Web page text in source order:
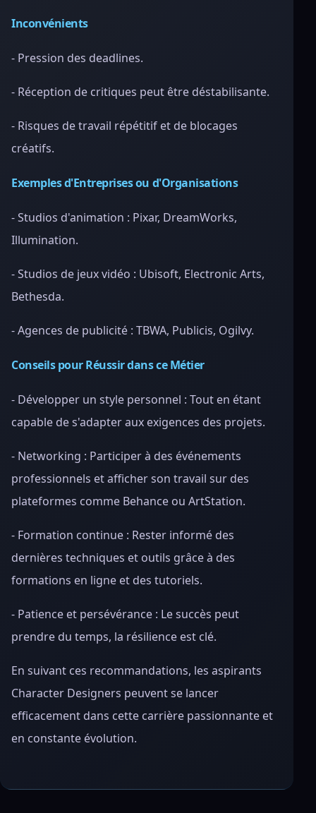
Inconvénients
- Pression des deadlines.
- Réception de critiques peut être déstabilisante.
- Risques de travail répétitif et de blocages
créatifs.
Exemples d'Entreprises ou d'Organisations
- Studios d'animation : Pixar, DreamWorks,
Illumination.
- Studios de jeux vidéo : Ubisoft, Electronic Arts,
Bethesda.
- Agences de publicité : TBWA, Publicis, Ogilvy.
Conseils pour Réussir dans ce Métier
- Développer un style personnel : Tout en étant
capable de s'adapter aux exigences des projets.
- Networking : Participer à des événements
professionnels et afficher son travail sur des
plateformes comme Behance ou ArtStation.
- Formation continue : Rester informé des
dernières techniques et outils grâce à des
formations en ligne et des tutoriels.
- Patience et persévérance : Le succès peut
prendre du temps, la résilience est clé.
En suivant ces recommandations, les aspirants
Character Designers peuvent se lancer
efficacement dans cette carrière passionnante et
en constante évolution.